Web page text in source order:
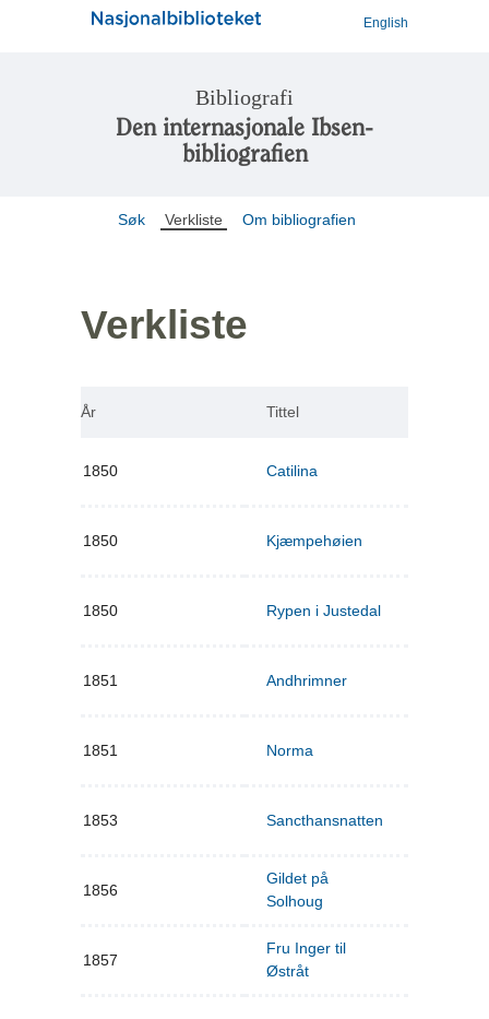
English
Bibliografi
Den internasjonale Ibsen-
bibliografien
Søk Verkliste Om bibliografien
Verkliste
År Tittel
1850 Catilina
1850 Kjæmpehøien
1850 Rypen i Justedal
1851 Andhrimner
1851 Norma
1853 Sancthansnatten
1856
Gildet på
Solhoug
1857
Fru Inger til
Østråt